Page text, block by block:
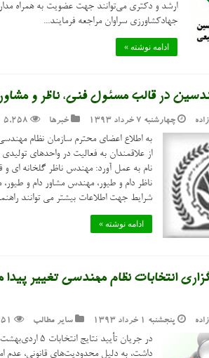
ارشد و دکتری می‌توانند جهت عضویت به همراه
جهادکشاورزی سراوان مراجعه فرمایند...
ادامه نوشته »
در قالب مسئول فنی، ناظر و مشاور
چهارشنبه ۷ خرداد ۱۳۹۳ خبرها 5,258
به اطلاع اعضای محترم سازمان نظام
از علاقمندان به فعالیت در واحدهای
نام به عمل آورد: مهندس ناظر گلخانه ای
ناظر دام و طیور، مهندس مشاور دام و
شرایط جهت اطلاعات بیشتر می توانند
ادامه نوشته »
انتخابات نظام مهندسی تغییر
پنجشنبه ۱ خرداد ۱۳۹۳ سایر مطالب
داشت، به دلیل محدودیت‌های قانونی، عدم